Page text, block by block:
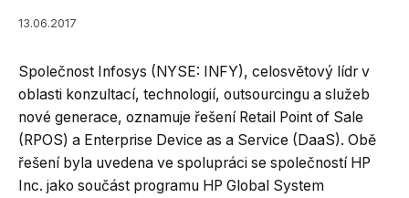
13.06.2017
Společnost Infosys (NYSE: INFY), celosvětový lídr v
oblasti konzultací, technologií, outsourcingu a služeb
nové generace, oznamuje řešení Retail Point of Sale
(RPOS) a Enterprise Device as a Service (DaaS). Obě
řešení byla uvedena ve spolupráci se společností HP
Inc. jako součást programu HP Global System